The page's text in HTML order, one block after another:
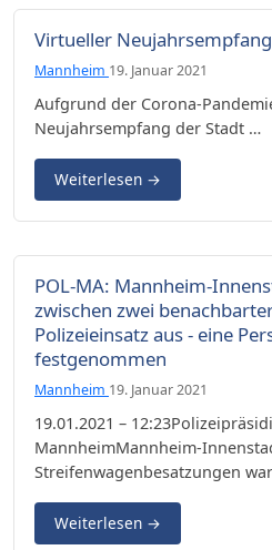
Virtueller
Mannheim 19. Januar 2021
Aufgrund der Corona-
Neujahrsempfang der Stadt …
Weiterlesen →
POL-MA: Mannheim-
zwischen zwei
Polizeieinsatz aus - eine
festgenommen
Mannheim 19. Januar 2021
19.01.2021 –
MannheimMannheim-
Streifenwagenbesatzungen
Weiterlesen →